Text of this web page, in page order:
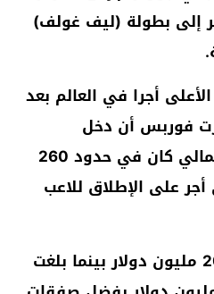
إلى بطولة (ليف غولف)
أجرا في العالم بعد
فوربس أن دخل
البرتغالي (39 عاما) الإجمالي كان في حدود 260
على الإطلاق للاعب
وبلغ دخله من اللعب 200 مليون دولار بينما بلغت